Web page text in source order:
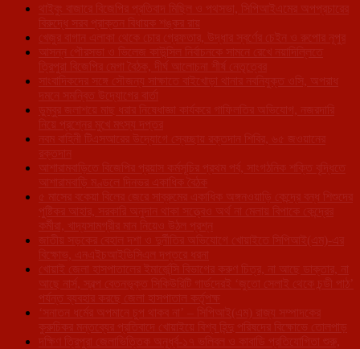
থাইবুং বাজারে বিজেপির প্রতিবাদ মিছিল ও পথসভা, সিপিআইএমের অপপ্রচারের
বিরুদ্ধে সরব প্রাক্তন বিধায়ক শঙ্কর রায়
খেজুর বাগান এলাকা থেকে চোর গ্রেফতার, উদ্ধার স্বর্ণের চেইন ও রুপোর নূপুর
আসন্ন পৌরসভা ও ভিলেজ কাউন্সিল নির্বাচনকে সামনে রেখে নয়াদিল্লিতে
ত্রিপুরা বিজেপির মেগা বৈঠক, দীর্ঘ আলোচনা শীর্ষ নেতৃত্বের
সাংবাদিকদের সঙ্গে সৌজন্য সাক্ষাতে বাইখোড়া থানার নবনিযুক্ত ওসি, অপরাধ
দমনে সমন্বিত উদ্যোগের বার্তা
ডুম্বুর জলাশয়ে মাছ ধরার নিষেধাজ্ঞা কার্যকরে গাফিলতির অভিযোগ, নজরদারি
নিয়ে প্রশ্নের মুখে মৎস্য দপ্তর
নবম বাহিনী টিএসআরের উদ্যোগে স্বেচ্ছায় রক্তদান শিবির, ৬৫ জওয়ানের
রক্তদান
আশারামবাড়িতে বিজেপির প্রয়াস কর্মসূচির প্রথম পর্ব, সাংগঠনিক শক্তি বৃদ্ধিতে
আশারামবাড়ি মণ্ডলে দিনভর একাধিক বৈঠক
৫ মাসের বকেয়া বিলের জেরে সাব্রুমের একাধিক অঙ্গনওয়াড়ি কেন্দ্রে বন্ধ শিশুদের
পুষ্টিকর আহার, সরকারি অনুদান থাকা সত্ত্বেও অর্থ না মেলায় বিপাকে কেন্দ্রের
কর্মীরা, খাদ্যসামগ্রীর মান নিয়েও উঠল প্রশ্ন
জাতীয় সড়কের বেহাল দশা ও দুর্নীতির অভিযোগে খোয়াইতে সিপিআই(এম)-এর
বিক্ষোভ, এনএইচআইডিসিএল দপ্তরে ধরনা
খোয়াই জেলা হাসপাতালের ইমার্জেন্সি বিভাগের করুণ চিত্র, না আছে ডাক্তার, না
আছে নার্স, স্বল্প বেতনভূক্ত সিকিউরিটি গার্ডদেরই ‘জুতো সেলাই থেকে চন্ডী পাঠ’
পর্যন্ত ব্যবহার করছে জেলা হাসপাতাল কর্তৃপক্ষ
‘সনাতন ধর্মের অপমানে চুপ থাকব না’ – সিপিআই(এম) রাজ্য সম্পাদকের
কুরুচিকর মন্তব্যের প্রতিবাদে খোয়াইয়ে বিশ্ব হিন্দু পরিষদের বিক্ষোভে তোলপাড়
দক্ষিণ ত্রিপুরা জেলাভিত্তিক অনূর্ধ্ব-১৭ ভলিবল ও কাবাডি প্রতিযোগিতা শুরু,